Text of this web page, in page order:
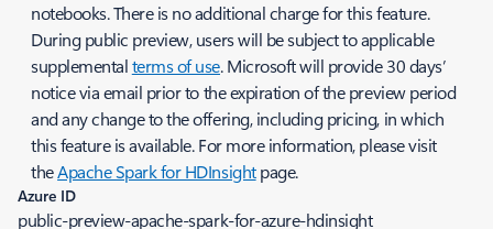
notebooks. There is no additional charge for this feature.
During public preview, users will be subject to applicable
supplementalterms of use. Microsoft will provide 30 days’
notice via email prior to the expiration of the preview period
and any change to the offering, including pricing, in which
this feature is available. For more information, please visit
theApache Spark for HDInsightpage.
Azure ID
public-preview-apache-spark-for-azure-hdinsight